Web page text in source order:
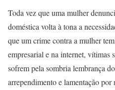
Toda vez que uma mulher
doméstica volta à tona a
que um crime contra a mulher
empresarial e na internet, vítimas
sofrem pela sombria lembrança
arrependimento e lamentação